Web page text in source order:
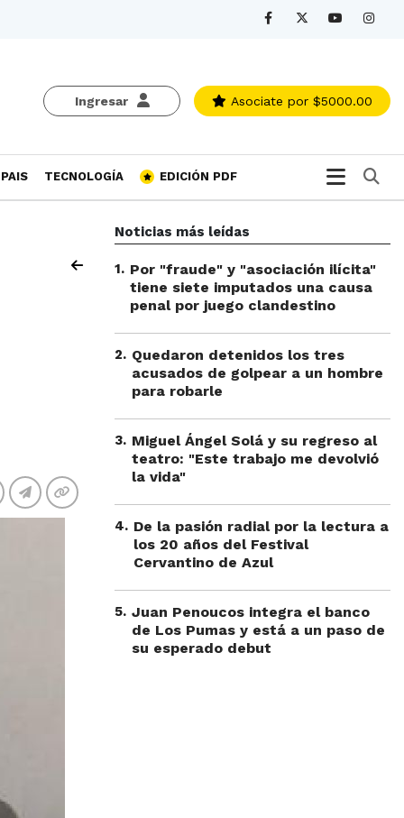
Ingresar Asociate por $5000.00
PAIS TECNOLOGÍA EDICIÓN PDF
Noticias más leídas
1. Por "fraude" y "asociación ilícita"
tiene siete imputados una causa
penal por juego clandestino
2. Quedaron detenidos los tres
acusados de golpear a un hombre
para robarle
3. Miguel Ángel Solá y su regreso al
teatro: "Este trabajo me devolvió
la vida"
4. De la pasión radial por la lectura a
los 20 años del Festival
Cervantino de Azul
5. Juan Penoucos integra el banco
de Los Pumas y está a un paso de
su esperado debut